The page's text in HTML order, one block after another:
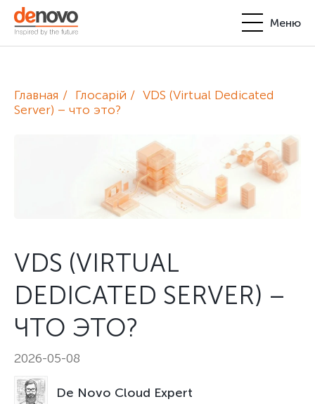
Меню
De Novo
Главная Глосарій
VDS (Virtual Dedicated
Server) – что это?
VDS (VIRTUAL
DEDICATED SERVER) –
ЧТО ЭТО?
2026-05-08
De Novo Cloud Expert